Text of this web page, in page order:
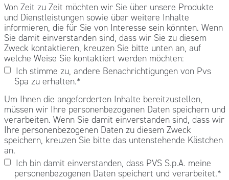
Von Zeit zu Zeit möchten wir Sie über unsere Produkte
und Dienstleistungen sowie über weitere Inhalte
informieren, die für Sie von Interesse sein könnten. Wenn
Sie damit einverstanden sind, dass wir Sie zu diesem
Zweck kontaktieren, kreuzen Sie bitte unten an, auf
welche Weise Sie kontaktiert werden möchten:
Ich stimme zu, andere Benachrichtigungen von Pvs
Spa zu erhalten.*
Um Ihnen die angeforderten Inhalte bereitzustellen,
müssen wir Ihre personenbezogenen Daten speichern und
verarbeiten. Wenn Sie damit einverstanden sind, dass wir
Ihre personenbezogenen Daten zu diesem Zweck
speichern, kreuzen Sie bitte das untenstehende Kästchen
an.
Ich bin damit einverstanden, dass PVS S.p.A. meine
personenbezogenen Daten speichert und verarbeitet.*